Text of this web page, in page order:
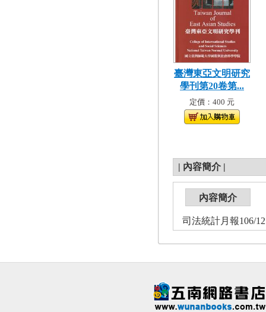
臺灣東亞文明研究
學刊第20卷第...
定價：400 元
| 內容簡介 |
內容簡介
司法統計月報106/12